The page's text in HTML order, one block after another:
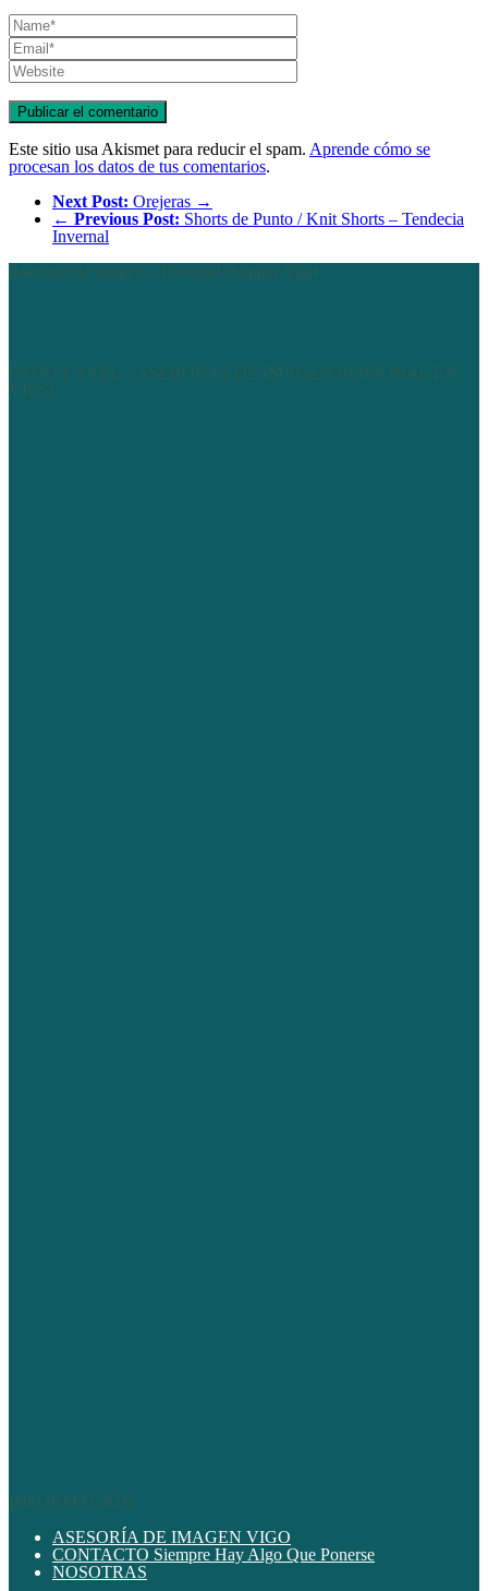
Este sitio usa Akismet para reducir el spam. Aprende cómo se
procesan los datos de tus comentarios.
Next Post: Orejeras →
← Previous Post: Shorts de Punto / Knit Shorts – Tendecia
Invernal
Asesoría de imagen – Personal shopper Vigo
PATRI Y YAEL – ASERORAS DE IMAGEN PERSONAL EN
VIGO
INFORMACIÓN
ASESORÍA DE IMAGEN VIGO
CONTACTO Siempre Hay Algo Que Ponerse
NOSOTRAS